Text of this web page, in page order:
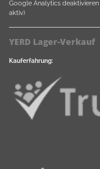
Google Analytics deaktivieren
aktiv)
YERD Lager-Verkauf
Kauferfahrung: